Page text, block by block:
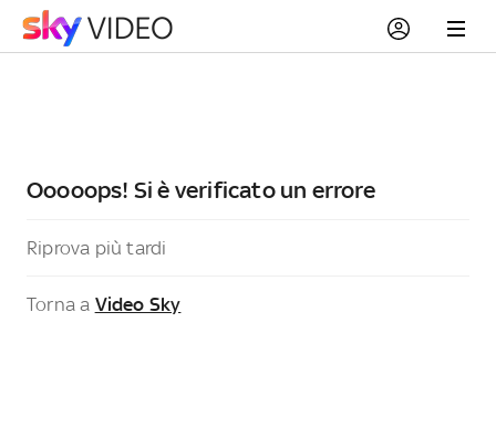
Ooooops! Si è verificato un errore
Riprova più tardi
Torna a Video Sky